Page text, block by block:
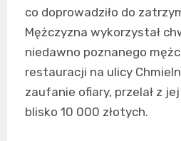
co doprowadziło do
Mężczyzna wykorzystał
niedawno poznanego
restauracji na ulicy
zaufanie ofiary, przelał z
blisko 10 000 złotych.